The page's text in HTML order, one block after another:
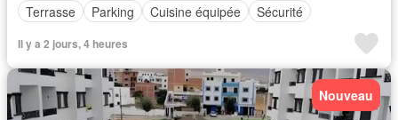
Terrasse
Parking Cuisine équipée Sécurité
Il y a 2 jours, 4 heures
Nouveau